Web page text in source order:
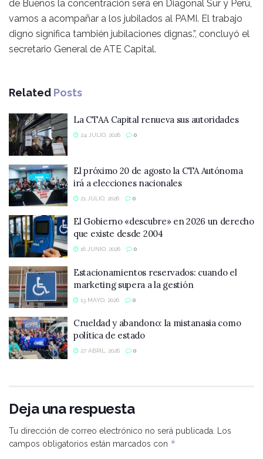
de Buenos la concentración será en Diagonal Sur y Perú,
vamos a acompañar a los jubilados al PAMI. El trabajo
digno significa también jubilaciones dignas.”, concluyó el
secretario General de ATE Capital.
Related Posts
La CTAA Capital renueva sus autoridades
24 JULIO, 2026 0
El próximo 20 de agosto la CTA Autónoma
irá a elecciones nacionales
21 JULIO, 2026 0
El Gobierno «descubre» en 2026 un derecho
que existe desde 2004
16 JUNIO, 2026 0
Estacionamientos reservados: cuando el
marketing supera a la gestión
13 MAYO, 2026 0
Crueldad y abandono: la mistanasia como
política de estado
27 ABRIL, 2026 0
Deja una respuesta
Tu dirección de correo electrónico no será publicada. Los
campos obligatorios están marcados con *